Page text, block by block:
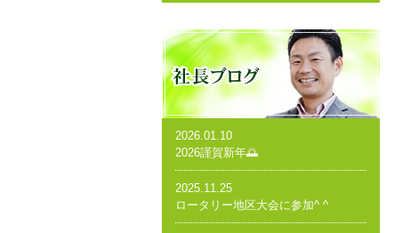
2026.01.10
2026謹賀新年🌅
2025.11.25
ロータリー地区大会に参加^ ^